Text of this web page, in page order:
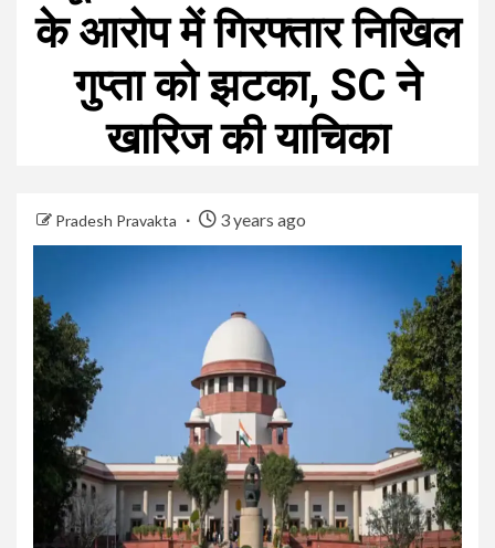
के आरोप में गिरफ्तार निखिल
गुप्ता को झटका, SC ने
खारिज की याचिका
Pradesh Pravakta 3 years ago